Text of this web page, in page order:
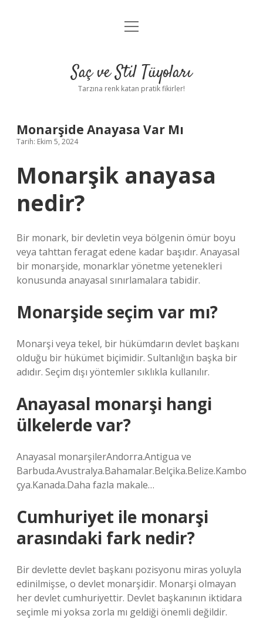
Anasayfa
Yasal Uyarı
menüyü
Saç ve Stil Tüyoları
Tarzına renk katan pratik fikirler!
Monarşide Anayasa Var Mı
Tarih: Ekim 5, 2024
Monarşik anayasa
nedir?
Bir monark, bir devletin veya bölgenin ömür boyu
veya tahttan feragat edene kadar başıdır. Anayasal
bir monarşide, monarklar yönetme yetenekleri
konusunda anayasal sınırlamalara tabidir.
Monarşide seçim var mı?
Monarşi veya tekel, bir hükümdarın devlet başkanı
olduğu bir hükümet biçimidir. Sultanlığın başka bir
adıdır. Seçim dışı yöntemler sıklıkla kullanılır.
Anayasal monarşi hangi
ülkelerde var?
Anayasal monarşilerAndorra.Antigua ve
Barbuda.Avustralya.Bahamalar.Belçika.Belize.Kambo
çya.Kanada.Daha fazla makale…
Cumhuriyet ile monarşi
arasındaki fark nedir?
Bir devlette devlet başkanı pozisyonu miras yoluyla
edinilmişse, o devlet monarşidir. Monarşi olmayan
her devlet cumhuriyettir. Devlet başkanının iktidara
seçimle mi yoksa zorla mı geldiği önemli değildir.